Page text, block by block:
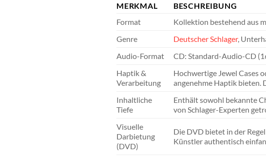
MERKMAL
BESCHREIBUNG
Format
Kollektion bestehend aus
Genre
Deutscher Schlager,
Audio-Format
CD: Standard-Audio-CD
Haptik &
Verarbeitung
Hochwertige Jewel Cases
angenehme Haptik bieten.
Inhaltliche
Tiefe
Enthält sowohl bekannte
von Schlager-Experten
Visuelle
Darbietung
(DVD)
Die DVD bietet in der
Künstler authentisch